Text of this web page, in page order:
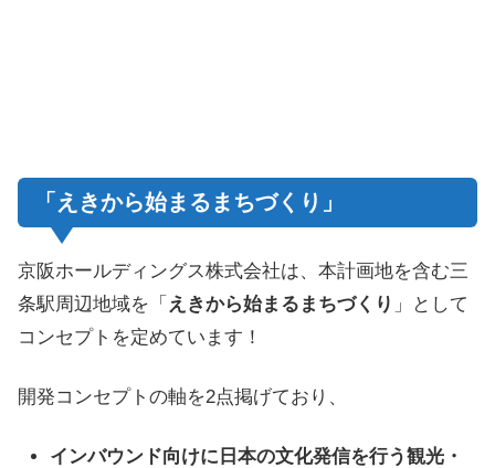
「えきから始まるまちづくり」
京阪ホールディングス株式会社は、本計画地を含む三
条駅周辺地域を「 えきから始まるまちづくり 」として
コンセプトを定めています！
開発コンセプトの軸を2点掲げており、
インバウンド向けに日本の文化発信を行う観光・